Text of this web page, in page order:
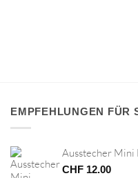
EMPFEHLUNGEN FÜR
Ausstecher Mini
CHF 12.00